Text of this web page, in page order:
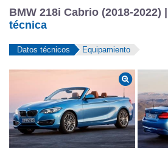
BMW 218i Cabrio (2018-2022) |
técnica
Datos técnicos Equipamiento